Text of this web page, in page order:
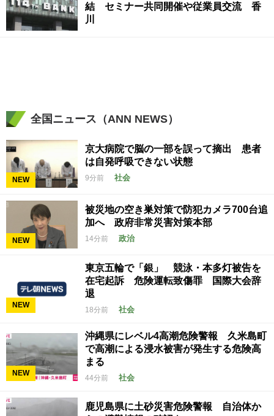
結 セミナー共同開催や従業員交流 香
川
全国ニュース（ANN NEWS）
NEW
京大病院で脳の一部を誤って摘出 患者
は自発呼吸できない状態
9分前 社会
NEW
被災地の空き巣対策で防犯カメラ700台追
加へ 政府非常災害対策本部
14分前 政治
NEW
東京五輪で「銀」 競泳・本多灯被告を
在宅起訴 危険運転致傷罪 国際大会辞
退
18分前 社会
NEW
沖縄県にレベル4高潮危険警報 久米島町
で高潮による浸水被害が発生する危険高
まる
44分前 社会
鹿児島県に土砂災害危険警報 自治体か